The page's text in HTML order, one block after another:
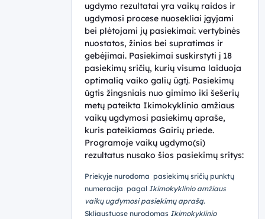
ugdymo rezultatai yra vaikų raidos ir
ugdymosi procese nuosekliai įgyjami
bei plėtojami jų pasiekimai: vertybinės
nuostatos, žinios bei supratimas ir
gebėjimai. Pasiekimai suskirstyti į 18
pasiekimų sričių, kurių visuma laiduoja
optimalią vaiko galių ūgtį. Pasiekimų
ūgtis žingsniais nuo gimimo iki šešerių
metų pateikta Ikimokyklinio amžiaus
vaikų ugdymosi pasiekimų apraše,
kuris pateikiamas Gairių priede.
Programoje vaikų ugdymo(si)
rezultatus nusako šios pasiekimų sritys:
Priekyje nurodoma pasiekimų sričių punktų
numeracija pagal Ikimokyklinio amžiaus
vaikų ugdymosi pasiekimų aprašą.
Skliaustuose nurodomas Ikimokyklinio